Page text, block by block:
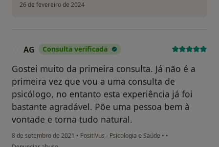
26 de fevereiro de 2024
AG Consulta verificada
Gostei muito da primeira consulta. Já não é a
primeira vez que vou a uma consulta de
psicólogo, no entanto esta experiência já foi
bastante agradável. Põe uma pessoa bem à
vontade e torna tudo natural.
8 de setembro de 2021 • PositiVus - Psicologia e Saúde • •
na opinião do utilizador AG